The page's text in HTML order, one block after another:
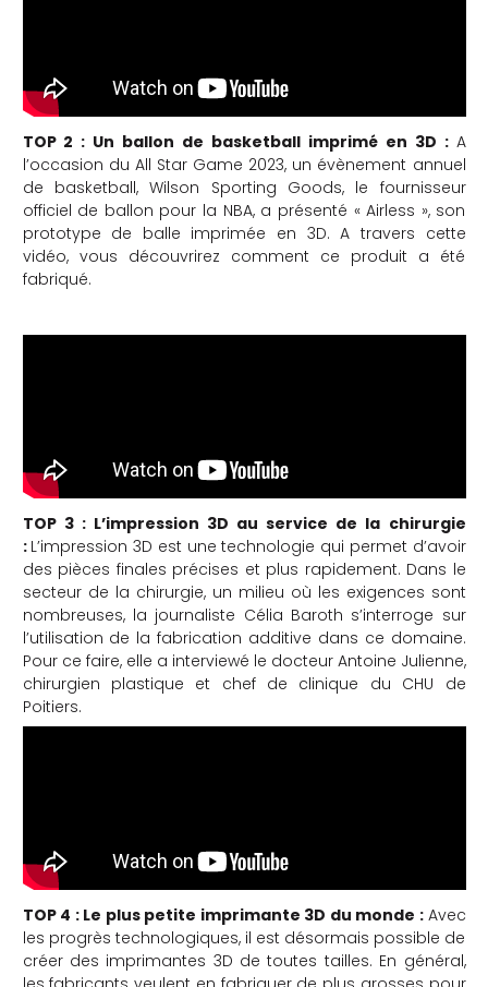
TOP 2 : Un ballon de basketball imprimé en 3D : A
l’occasion du All Star Game 2023, un évènement annuel
de basketball, Wilson Sporting Goods, le fournisseur
officiel de ballon pour la NBA, a présenté « Airless », son
prototype de balle imprimée en 3D. A travers cette
vidéo, vous découvrirez comment ce produit a été
fabriqué.
TOP 3 : L’impression 3D au service de la chirurgie
: L’impression 3D est une technologie qui permet d’avoir
des pièces finales précises et plus rapidement. Dans le
secteur de la chirurgie, un milieu où les exigences sont
nombreuses, la journaliste Célia Baroth s’interroge sur
l’utilisation de la fabrication additive dans ce domaine.
Pour ce faire, elle a interviewé le docteur Antoine Julienne,
chirurgien plastique et chef de clinique du CHU de
Poitiers.
TOP 4 : Le plus petite imprimante 3D du monde : Avec
les progrès technologiques, il est désormais possible de
créer des imprimantes 3D de toutes tailles. En général,